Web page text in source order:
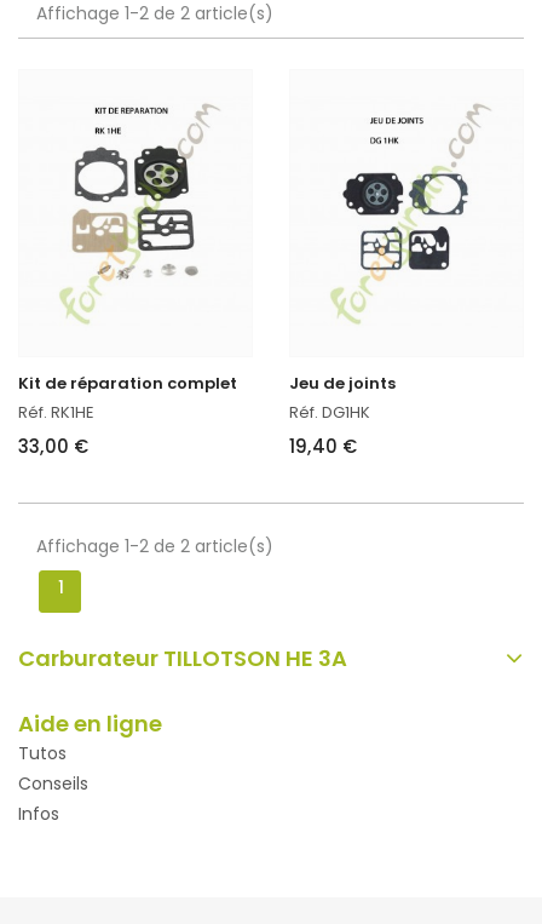
Affichage 1-2 de 2 article(s)
Kit de réparation complet
Réf. RK1HE
33,00 €
Jeu de joints
Réf. DG1HK
19,40 €
Affichage 1-2 de 2 article(s)
1
Carburateur TILLOTSON HE 3A
Aide en ligne
Tutos
Conseils
Infos